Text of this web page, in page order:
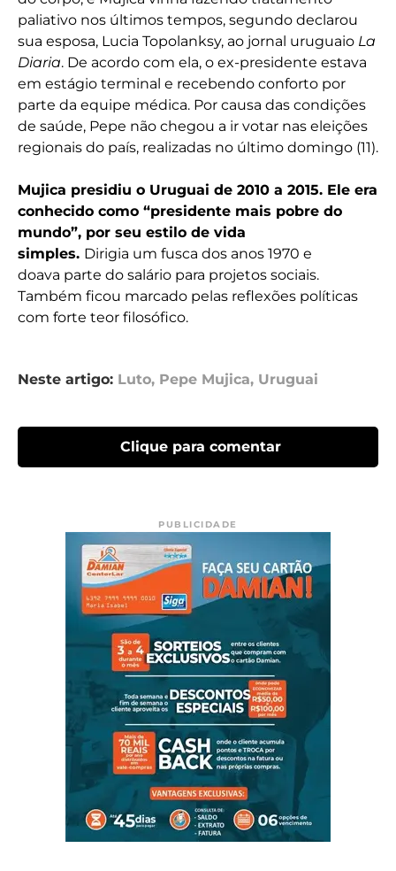
paliativo nos últimos tempos, segundo declarou
sua esposa, Lucia Topolanksy, ao jornal uruguaio La
Diaria. De acordo com ela, o ex-presidente estava
em estágio terminal e recebendo conforto por
parte da equipe médica. Por causa das condições
de saúde, Pepe não chegou a ir votar nas eleições
regionais do país, realizadas no último domingo (11).
Mujica presidiu o Uruguai de 2010 a 2015. Ele era
conhecido como “presidente mais pobre do
mundo”, por seu estilo de vida
simples. Dirigia um fusca dos anos 1970 e
doava parte do salário para projetos sociais.
Também ficou marcado pelas reflexões políticas
com forte teor filosófico.
Neste artigo: Luto, Pepe Mujica, Uruguai
Clique para comentar
PUBLICIDADE